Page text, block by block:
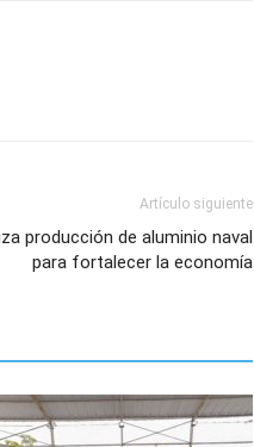
Artículo siguiente
producción de aluminio naval
para fortalecer la economía